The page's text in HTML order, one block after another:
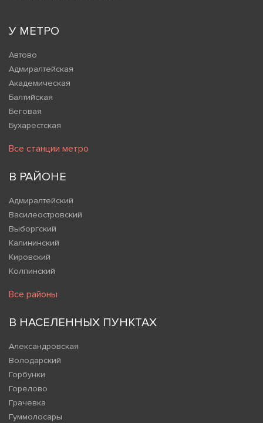
У МЕТРО
Автово
Адмиралтейская
Академическая
Балтийская
Беговая
Бухарестская
Все станции метро
В РАЙОНЕ
Адмиралтейский
Василеостровский
Выборгский
Калининский
Кировский
Колпинский
Все районы
В НАСЕЛЕННЫХ ПУНКТАХ
Александровская
Володарский
Горбунки
Горелово
Грачевка
Гуммолосары